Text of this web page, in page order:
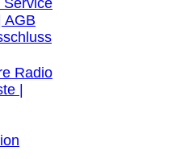
Service
AGB
Radio
|